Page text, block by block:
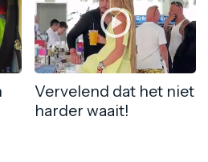
Vervelend dat het niet
harder waait!